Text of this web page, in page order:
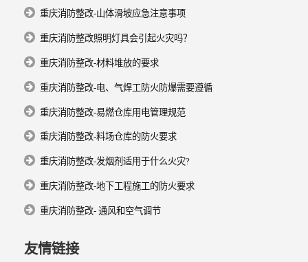
重庆消防整改-山体滑坡应急注意事项
重庆消防整改照明灯具会引起火灾吗？
重庆消防整改-材料堆放的要求
重庆消防整改-电、气焊工防火防爆需要遵循
重庆消防整改-易燃仓库用电管理规范
重庆消防整改-料场仓库的防火要求
重庆消防整改-发烟剂适用于什么火灾?
重庆消防整改-地下工程施工的防火要求
重庆消防整改- 通风和空气调节
友情链接